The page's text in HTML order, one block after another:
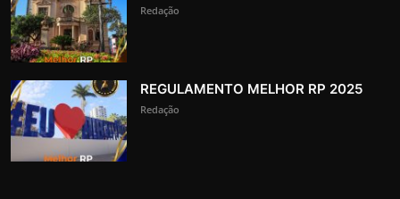
Redação
REGULAMENTO MELHOR RP 2025
Redação